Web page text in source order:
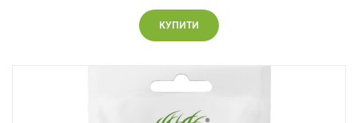
КУПИТИ